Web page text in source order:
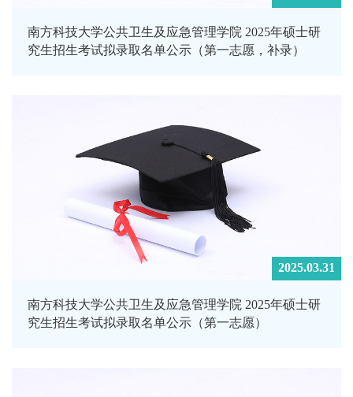
南方科技大学公共卫生及应急管理学院 2025年硕士研
究生招生考试拟录取名单公示（第一志愿，补录）
2025.03.31
南方科技大学公共卫生及应急管理学院 2025年硕士研
究生招生考试拟录取名单公示（第一志愿）